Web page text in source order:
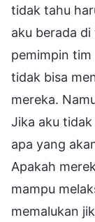
tidak tahu
aku berada
pemimpin tim
tidak bisa
mereka.
Jika aku
apa yang
Apakah
mampu
memalukan